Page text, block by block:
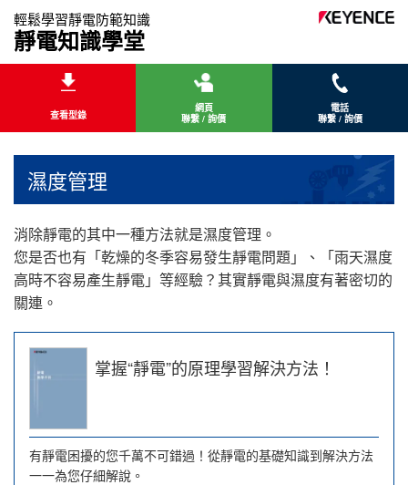
輕鬆學習靜電防範知識
靜電知識學堂
查看型錄
網頁
聯繫 / 詢價
電話
聯繫 / 詢價
濕度管理
消除靜電的其中一種方法就是濕度管理。
您是否也有「乾燥的冬季容易發生靜電問題」、「雨天濕度
高時不容易產生靜電」等經驗？其實靜電與濕度有著密切的
關連。
掌握“靜電”的原理學習解決方法！
有靜電困擾的您千萬不可錯過！從靜電的基礎知識到解決方法
一一為您仔細解說。